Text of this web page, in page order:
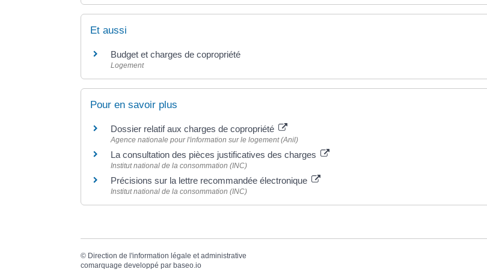
Et aussi
Budget et charges de copropriété
Logement
Pour en savoir plus
Dossier relatif aux charges de copropriété
Agence nationale pour l'information sur le logement (Anil)
La consultation des pièces justificatives des charges
Institut national de la consommation (INC)
Précisions sur la lettre recommandée électronique
Institut national de la consommation (INC)
© Direction de l'information légale et administrative
comarquage developpé par baseo.io